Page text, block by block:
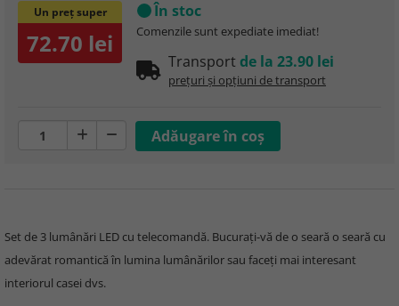
Un preț super
72.70 lei
În stoc
Comenzile sunt expediate imediat!
Transport de la 23.90 lei
prețuri și opțiuni de transport
Set de 3 lumânări LED cu telecomandă. Bucuraţi-vă de o seară o seară cu
adevărat romantică în lumina lumânărilor sau faceţi mai interesant
interiorul casei dvs.